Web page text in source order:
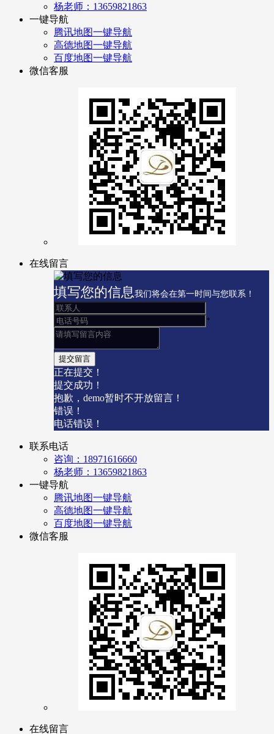
杨老师：13659821863
一键导航
腾讯地图一键导航
高德地图一键导航
百度地图一键导航
微信客服
在线留言
填写您的信息我们将会在第一时间与您联系！
*
正在提交！
提交成功！
抱歉，demo暂时不开放留言！
错误！
电话错误！
联系电话
咨询：18971616660
杨老师：13659821863
一键导航
腾讯地图一键导航
高德地图一键导航
百度地图一键导航
微信客服
在线留言